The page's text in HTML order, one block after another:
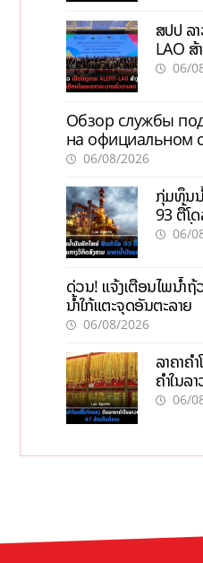
ສປປ ລາ
LAO ສ້
ພະຍາດ
06/
Обзор службы
на официальном
актуальной
06/08/2026
ກຸ່ມທຶນ
93 ຕື້ໂ
ລາຄານໍ້
06/
ດ່ວນ! ແຈ້ງເຕືອນໄພນໍ້າ
ນໍ້າໃກ້ແຕະຈຸດອັນຕະລາຍ
06/08/2026
ລາຄາຄ
ຄຳໃນລ
06/